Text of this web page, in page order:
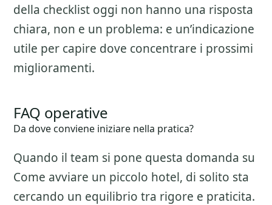
della checklist oggi non hanno una risposta
chiara, non e un problema: e un’indicazione
utile per capire dove concentrare i prossimi
miglioramenti.
FAQ operative
Da dove conviene iniziare nella pratica?
Quando il team si pone questa domanda su
Come avviare un piccolo hotel, di solito sta
cercando un equilibrio tra rigore e praticita.